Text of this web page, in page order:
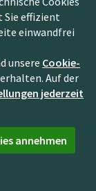
Sie effizient
einwandfrei
unsere Cookie-
Auf der
jederzeit
annehmen